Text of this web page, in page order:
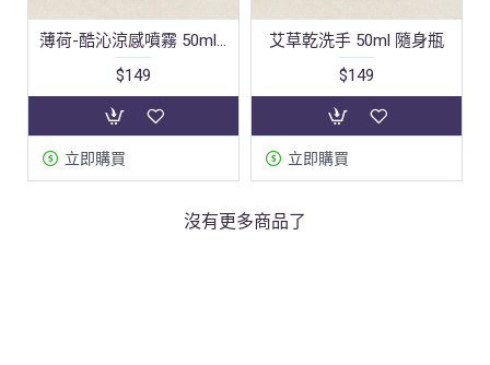
薄荷-酷沁涼感噴霧 50ml 隨身瓶
$149
立即購買
艾草乾洗手 50ml 隨身瓶
$149
立即購買
沒有更多商品了